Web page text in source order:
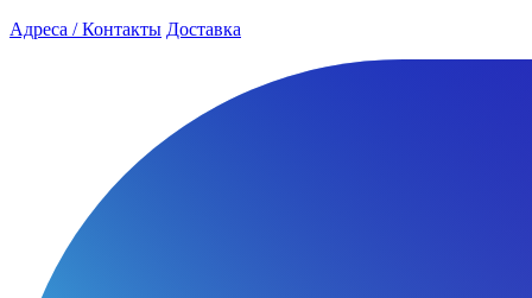
Адреса / Контакты Доставка